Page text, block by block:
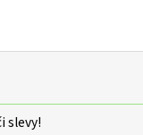
slevy!